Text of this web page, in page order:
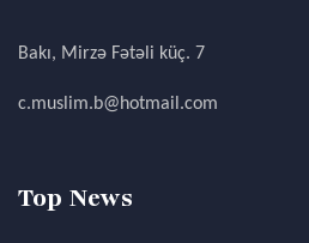
Bakı, Mirzə Fətəli küç. 7
c.muslim.b@hotmail.com
Top News